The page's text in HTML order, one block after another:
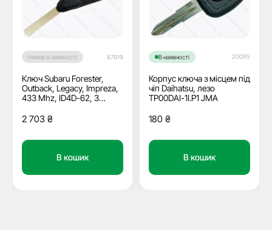
Немає в наявності 87919
Ключ Subaru Forester,
Outback, Legacy, Impreza,
433 Mhz, ID4D-62, 3
2 703 ₴
В кошик
В наявності 20095
Корпус ключа з місцем під
чіп Daihatsu, лезо
TP00DAI-1I.P1 JMA
180 ₴
В кошик